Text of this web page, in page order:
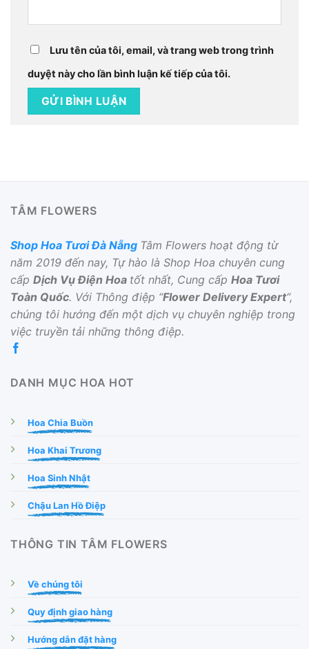
Lưu tên của tôi, email, và trang web trong trình
duyệt này cho lần bình luận kế tiếp của tôi.
TÂM FLOWERS
Shop Hoa Tươi Đà Nẵng Tâm Flowers hoạt động từ
năm 2019 đến nay, Tự hào là Shop Hoa chuyên cung
cấp Dịch Vụ Điện Hoa tốt nhất, Cung cấp Hoa Tươi
Toàn Quốc. Với Thông điệp “Flower Delivery Expert“,
chúng tôi hướng đến một dịch vụ chuyên nghiệp trong
việc truyền tải những thông điệp.
DANH MỤC HOA HOT
Hoa Chia Buồn
Hoa Khai Trương
Hoa Sinh Nhật
Chậu Lan Hồ Điệp
THÔNG TIN TÂM FLOWERS
Về chúng tôi
Quy định giao hàng
Hướng dẫn đặt hàng